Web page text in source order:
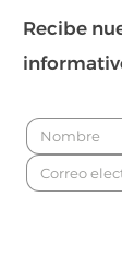
Recibe